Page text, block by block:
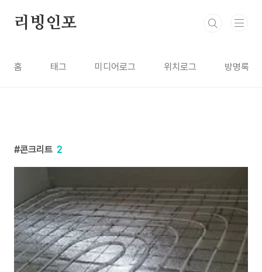
리빙인포
홈 태그 미디어로그 위치로그 방명록
콘크리트 2